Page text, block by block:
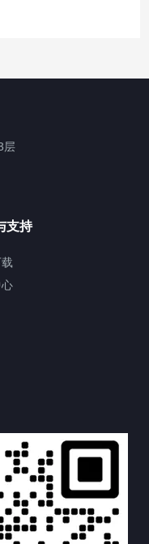
层
支持